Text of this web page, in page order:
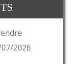
2026